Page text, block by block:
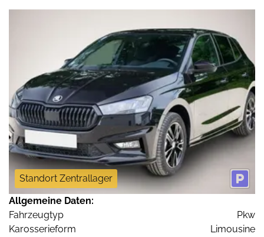
Standort Zentrallager
Allgemeine Daten:
Fahrzeugtyp
Pkw
Karosserieform
Limousine